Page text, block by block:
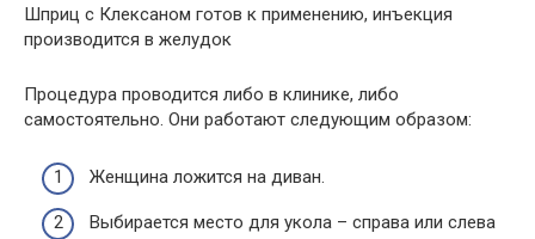
Шприц с Клексаном готов к применению, инъекция
производится в желудок
Процедура проводится либо в клинике, либо
самостоятельно. Они работают следующим образом:
Женщина ложится на диван.
Выбирается место для укола – справа или слева